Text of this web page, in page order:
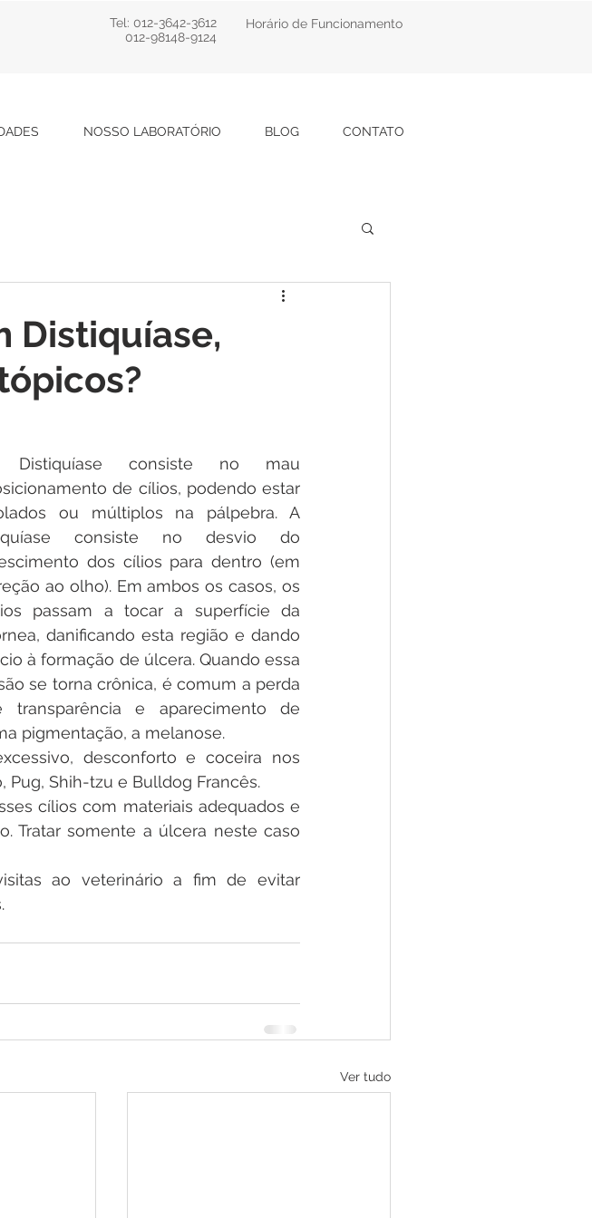
Tel: 012-3642-3612
012-98148-9124
Horário de Funcionamento
NOSSO LABORATÓRIO BLOG CONTATO
Distiquíase,
Distiquíase consiste no mau
de cílios, podendo estar
ou múltiplos na pálpebra. A
consiste no desvio do
dos cílios para dentro (em
ao olho). Em ambos os casos, os
passam a tocar a superfície da
danificando esta região e dando
à formação de úlcera. Quando essa
se torna crônica, é comum a perda
transparência e aparecimento de
pigmentação, a melanose.
desconforto e coceira nos
Pug, Shih-tzu e Bulldog Francês.
cílios com materiais adequados e
Tratar somente a úlcera neste caso
ao veterinário a fim de evitar
Ver tudo